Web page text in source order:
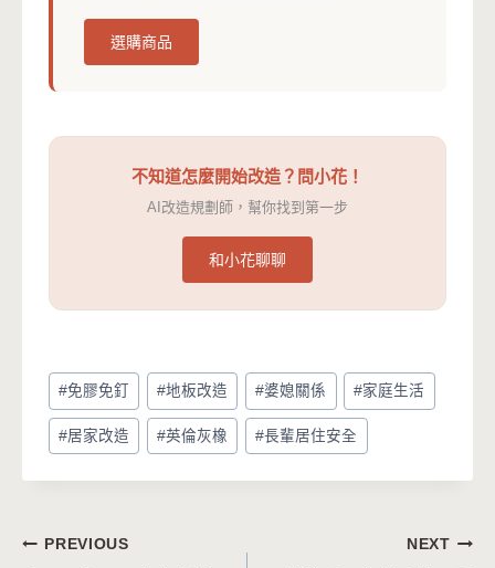
選購商品
不知道怎麼開始改造？問小花！
AI改造規劃師，幫你找到第一步
和小花聊聊
Post
Tags:
#免膠免釘 #地板改造 #婆媳關係 #家庭生活
#居家改造 #英倫灰橡 #長輩居住安全
文PREVIOUS NEXT